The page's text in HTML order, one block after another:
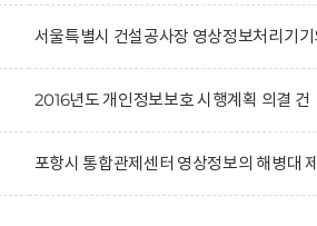
서울특별시 건설공사장 영상정보처리기
2016년도 개인정보보호 시행계획 의결 건
포항시 통합관제센터 영상정보의 해병대